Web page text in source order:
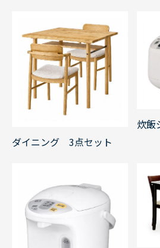
ダイニング 3点セット
炊飯